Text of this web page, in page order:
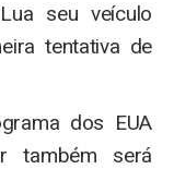
seu veículo
tentativa de
dos EUA
também será